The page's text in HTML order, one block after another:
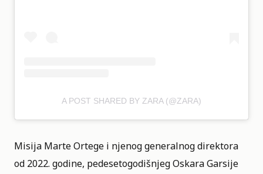
A POST SHARED BY ZARA (@ZARA)
Misija Marte Ortege i njenog generalnog direktora
od 2022. godine, pedesetogodišnjeg Oskara Garsije